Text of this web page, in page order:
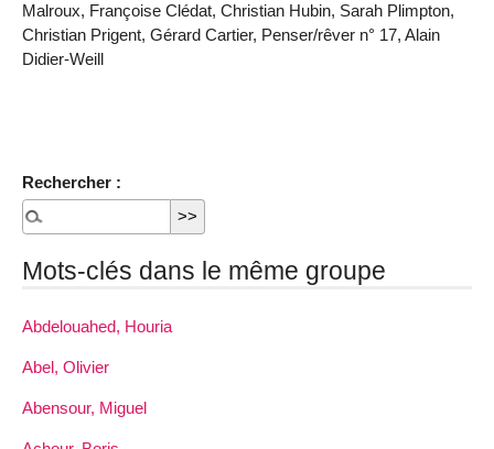
Malroux, Françoise Clédat, Christian Hubin, Sarah Plimpton,
Christian Prigent, Gérard Cartier, Penser/rêver n° 17, Alain
Didier-Weill
Rechercher :
Mots-clés dans le même groupe
Abdelouahed, Houria
Abel, Olivier
Abensour, Miguel